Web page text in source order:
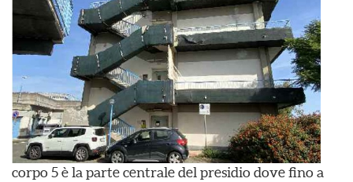
corpo 5 è la parte centrale del presidio dove fino a